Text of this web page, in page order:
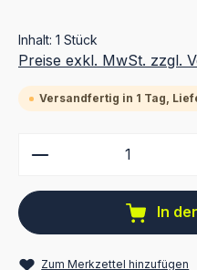
Inhalt: 1 Stück
Preise exkl. MwSt. zzgl.
Versandfertig in 1 Tag,
Produkt Anzahl: Gib
In
Zum Merkzettel hinzufügen